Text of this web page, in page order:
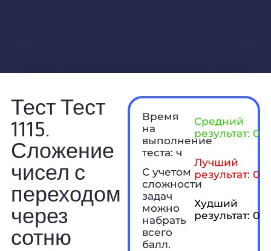
Тест Тест
1115.
Сложение
чисел с
переходом
через
сотню
Время
на
выполнение
теста: ч
С учетом
сложности
задач
можно
набрать
всего
балл.
Средний
результат: 0
Лучший
результат: 0
Худший
результат: 0